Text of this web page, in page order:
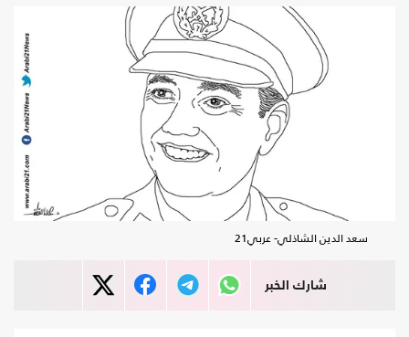
سعد الدين الشاذلي- عربي21
شارك الخبر